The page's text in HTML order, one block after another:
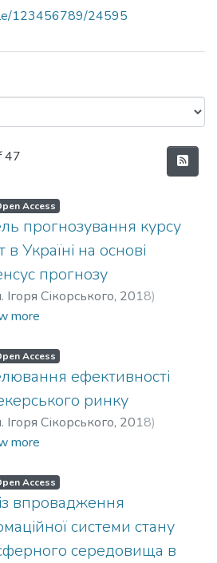
123456789/24595
47
Access
прогнозування курсу
в Україні на основі
прогнозу
Ігоря Сікорського, 2018)
Іван Дмитрович
more
Access
ефективності
ринку
Ігоря Сікорського, 2018)
Іван Дмитрович
more
Access
впровадження
системи стану
середовища в